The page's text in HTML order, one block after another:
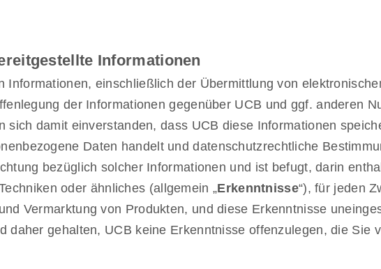
Informationen
Informationen, einschließlich der Übermittlung von
der Informationen gegenüber UCB und ggf. anderen
sich damit einverstanden, dass UCB diese Informationen
Daten handelt und datenschutzrechtliche
bezüglich solcher Informationen und ist befugt, darin
oder ähnliches (allgemein „Erkenntnisse“), für jeden
Vermarktung von Produkten, und diese Erkenntnisse
daher gehalten, UCB keine Erkenntnisse offenzulegen, die Sie